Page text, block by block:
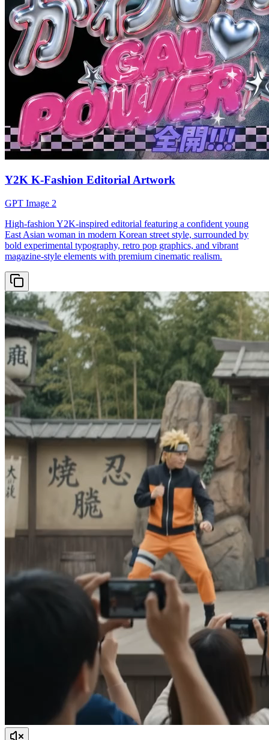
Y2K K-Fashion Editorial Artwork
GPT Image 2
High-fashion Y2K-inspired editorial featuring a confident young
East Asian woman in modern Korean street style, surrounded by
bold experimental typography, retro pop graphics, and vibrant
magazine-style elements with premium cinematic realism.